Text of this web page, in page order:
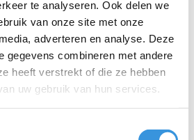
te analyseren. Ook delen we
van onze site met onze
adverteren en analyse. Deze
gegevens combineren met andere
heeft verstrekt of die ze hebben
uw gebruik van hun services.
aandacht voor mens en milieu,
hoewel deze Micro step avontuur en
tegen de schokken en eisen van
prioriteit, dus als je geïnteresseerd
aan om een van onze speciale